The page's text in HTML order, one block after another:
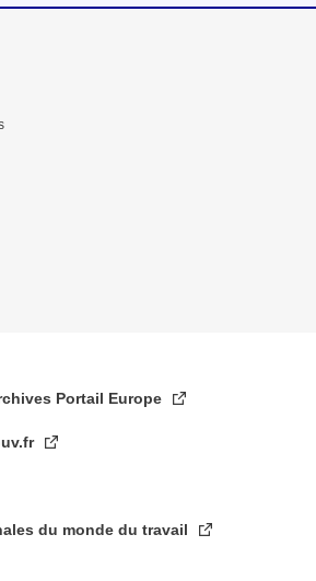
Portail Europe
du monde du travail